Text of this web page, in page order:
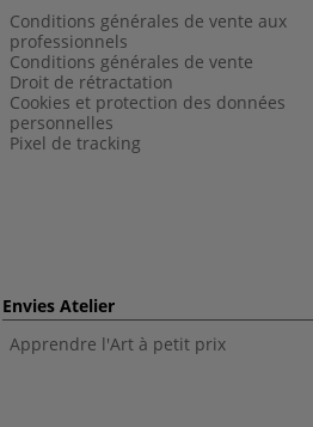
Conditions générales de vente aux
professionnels
Conditions générales de vente
Droit de rétractation
Cookies et protection des données
personnelles
Pixel de tracking
Envies Atelier
Apprendre l'Art à petit prix